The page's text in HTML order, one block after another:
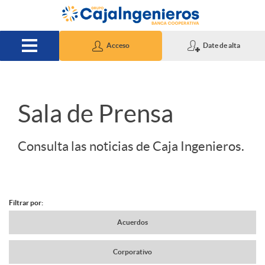
Saltar al contenido principal
Acceso Date de alta
S
Sala de Prensa
Consulta las noticias de Caja Ingenieros.
N
Filtrar por:
Acuerdos
Corporativo